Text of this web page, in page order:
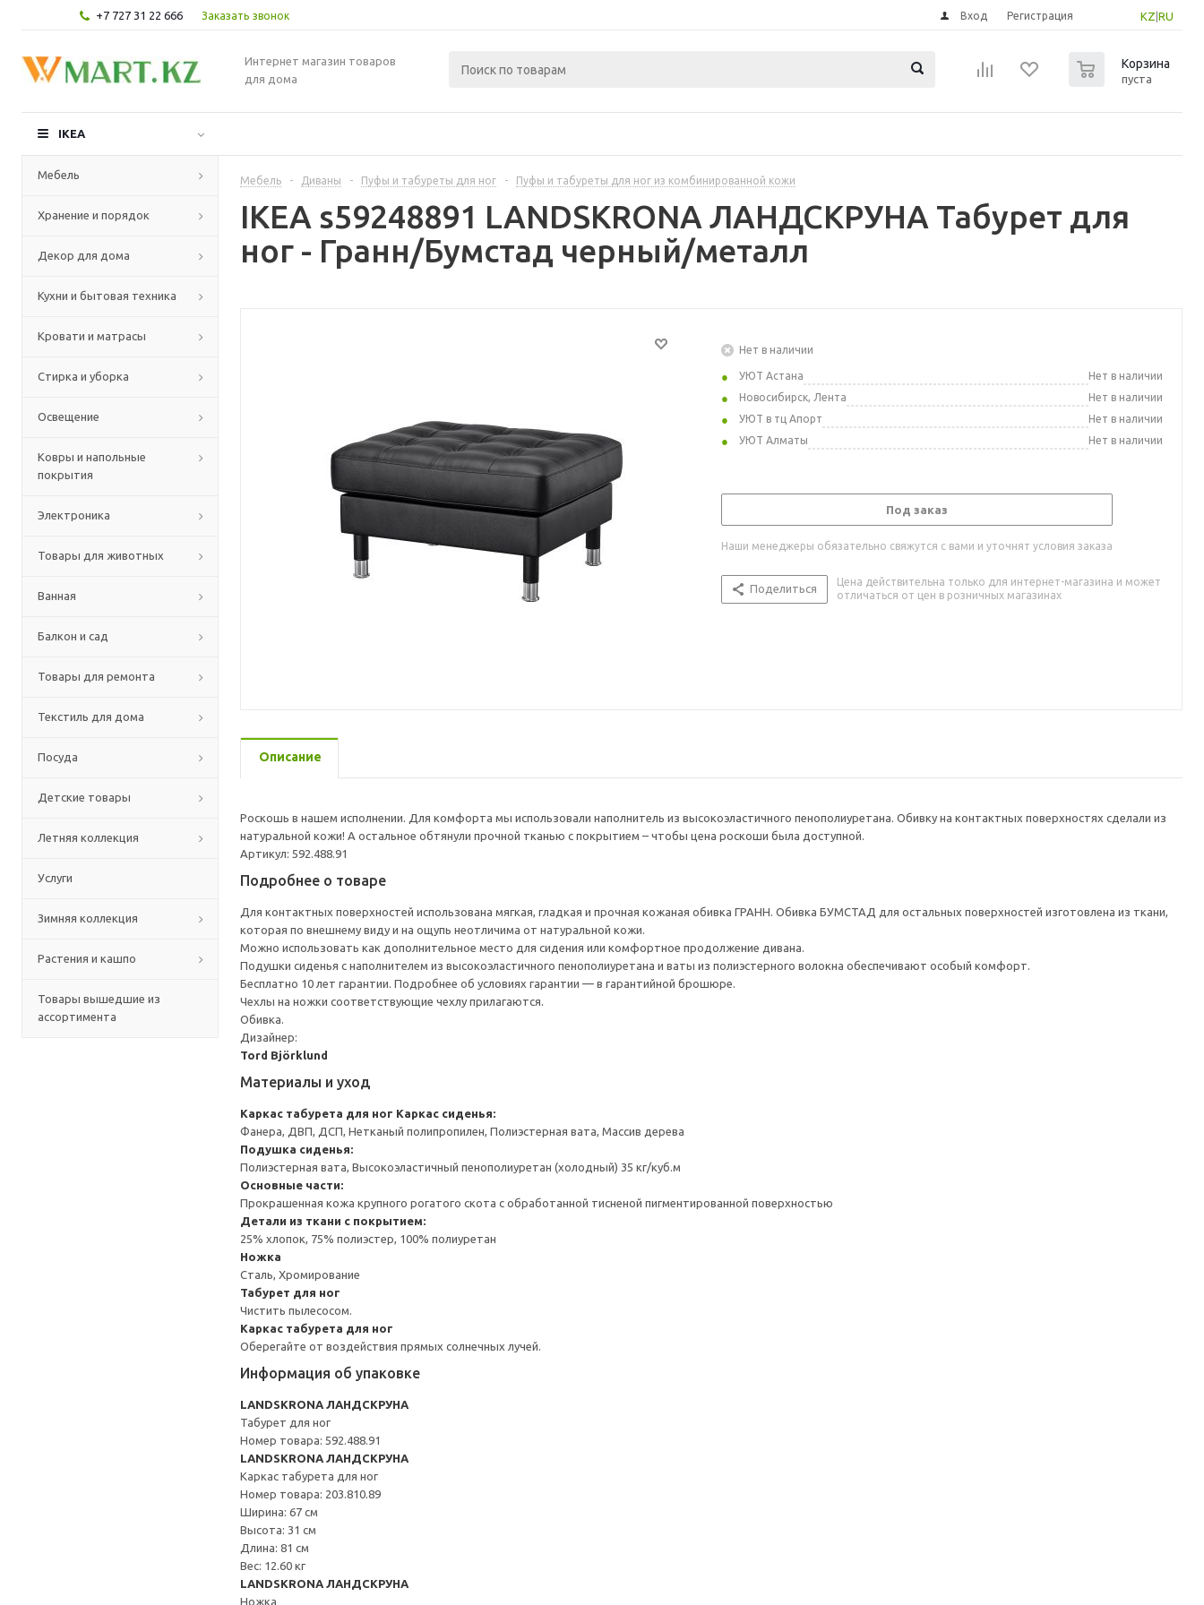
+7 727 31 22 666 Заказать звонок KZ RU
Вход Регистрация
Интернет магазин товаров
для дома
Корзина
пуста
IKEA
Мебель
Хранение и порядок
Декор для дома
Кухни и бытовая техника
Кровати и матрасы
Стирка и уборка
Освещение
Ковры и напольные
покрытия
Электроника
Товары для животных
Ванная
Балкон и сад
Товары для ремонта
Текстиль для дома
Посуда
Детские товары
Летняя коллекция
Услуги
Зимняя коллекция
Растения и кашпо
Товары вышедшие из
ассортимента
Мебель - Диваны - Пуфы и табуреты для ног - Пуфы и табуреты для ног из комбинированной кожи
IKEA s59248891 LANDSKRONA ЛАНДСКРУНА Табурет для
ног - Гранн/Бумстад черный/металл
Нет в наличии
УЮТ Астана
Нет в наличии
Новосибирск, Лента
Нет в наличии
УЮТ в тц Апорт
Нет в наличии
УЮТ Алматы
Нет в наличии
Под заказ
Наши менеджеры обязательно свяжутся с вами и уточнят условия заказа
Поделиться
Цена действительна только для интернет-магазина и может
отличаться от цен в розничных магазинах
Описание
Роскошь в нашем исполнении. Для комфорта мы использовали наполнитель из высокоэластичного пенополиуретана. Обивку на контактных поверхностях сделали из
натуральной кожи! А остальное обтянули прочной тканью с покрытием – чтобы цена роскоши была доступной.
Артикул: 592.488.91
Подробнее о товаре
Для контактных поверхностей использована мягкая, гладкая и прочная кожаная обивка ГРАНН. Обивка БУМСТАД для остальных поверхностей изготовлена из ткани,
которая по внешнему виду и на ощупь неотличима от натуральной кожи.
Можно использовать как дополнительное место для сидения или комфортное продолжение дивана.
Подушки сиденья с наполнителем из высокоэластичного пенополиуретана и ваты из полиэстерного волокна обеспечивают особый комфорт.
Бесплатно 10 лет гарантии. Подробнее об условиях гарантии — в гарантийной брошюре.
Чехлы на ножки соответствующие чехлу прилагаются.
Обивка.
Дизайнер:
Tord Björklund
Материалы и уход
Каркас табурета для ног Каркас сиденья:
Фанера, ДВП, ДСП, Нетканый полипропилен, Полиэстерная вата, Массив дерева
Подушка сиденья:
Полиэстерная вата, Высокоэластичный пенополиуретан (холодный) 35 кг/куб.м
Основные части:
Прокрашенная кожа крупного рогатого скота с обработанной тисненой пигментированной поверхностью
Детали из ткани с покрытием:
25% хлопок, 75% полиэстер, 100% полиуретан
Ножка
Сталь, Хромирование
Табурет для ног
Чистить пылесосом.
Каркас табурета для ног
Оберегайте от воздействия прямых солнечных лучей.
Информация об упаковке
LANDSKRONA ЛАНДСКРУНА
Табурет для ног
Номер товара: 592.488.91
LANDSKRONA ЛАНДСКРУНА
Каркас табурета для ног
Номер товара: 203.810.89
Ширина: 67 см
Высота: 31 см
Длина: 81 см
Вес: 12.60 кг
LANDSKRONA ЛАНДСКРУНА
Ножка